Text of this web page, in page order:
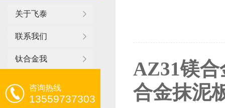
关于飞泰
联系我们
钛合金我
咨询热线
13559737303
AZ31镁
合金抹泥